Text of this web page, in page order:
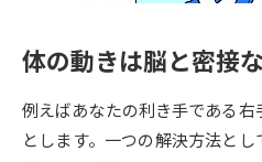
幼稚園教員資格認定試験
高等学校（情報）教員資格認定
試験
体の動きは脳と密接
例えばあなたの利き手である
とします。一つの解決方法と